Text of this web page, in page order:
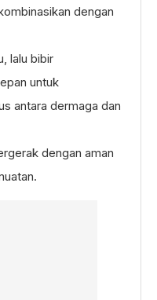
dengan
lalu bibir
untuk
antara dermaga dan
dengan aman